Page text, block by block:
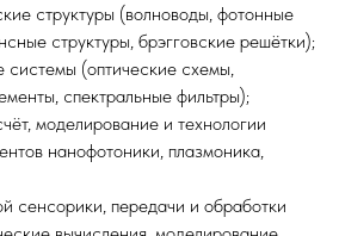
структуры (волноводы, фотонные
структуры, брэгговские решётки);
системы (оптические схемы,
спектральные фильтры);
моделирование и технологии
нанофотоники, плазмоника,
сенсорики, передачи и обработки